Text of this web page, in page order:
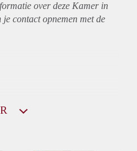
over deze Kamer in
contact opnemen met de